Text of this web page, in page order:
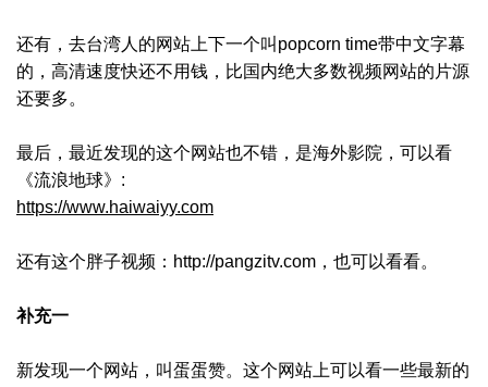
还有，去台湾人的网站上下一个叫popcorn time带中文字幕
的，高清速度快还不用钱，比国内绝大多数视频网站的片源
还要多。
最后，最近发现的这个网站也不错，是海外影院，可以看
《流浪地球》:
https://www.haiwaiyy.com
还有这个胖子视频：http://pangzitv.com，也可以看看。
补充一
新发现一个网站，叫蛋蛋赞。这个网站上可以看一些最新的